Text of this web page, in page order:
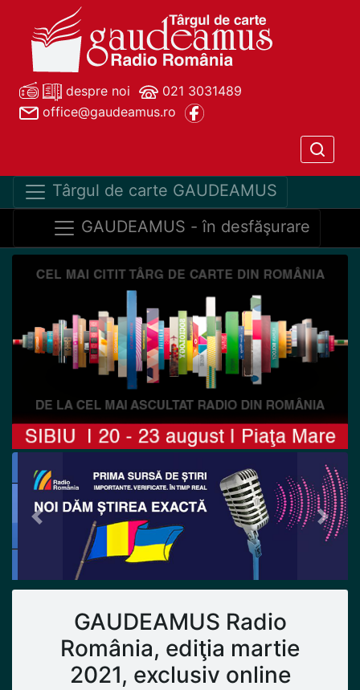
despre noi
021 3031489
office@gaudeamus.ro
Târgul de carte GAUDEAMUS
GAUDEAMUS - în desfăşurare
Previous Next
GAUDEAMUS Radio
România, ediţia martie
2021, exclusiv online